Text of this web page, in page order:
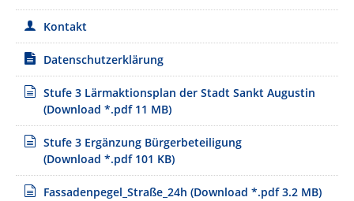
Kontakt
Datenschutzerklärung
Stufe 3 Lärmaktionsplan der Stadt Sankt Augustin
(Download *.pdf 11 MB)
Stufe 3 Ergänzung Bürgerbeteiligung
(Download *.pdf 101 KB)
Fassadenpegel_Straße_24h (Download *.pdf 3.2 MB)